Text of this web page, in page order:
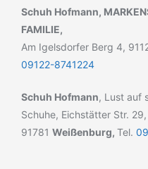
Schuh Hofmann,
FAMILIE,
Am Igelsdorfer Berg 4,
09122-8741224
Schuh Hofmann, Lust auf
Schuhe, Eichstätter Str. 29,
91781 Weißenburg, Tel.